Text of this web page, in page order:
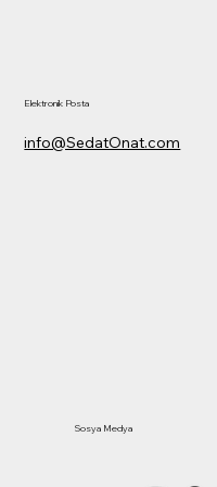
info@SedatOnat.com
Elektronik Posta
Sosya Medya